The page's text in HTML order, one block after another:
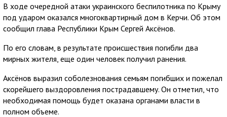
В ходе очередной атаки украинского беспилотника по Крыму
под ударом оказался многоквартирный дом в Керчи. Об этом
сообщил глава Республики Крым Сергей Аксёнов.
По его словам, в результате происшествия погибли два
мирных жителя, еще один человек получил ранения.
Аксёнов выразил соболезнования семьям погибших и пожелал
скорейшего выздоровления пострадавшему. Он отметил, что
необходимая помощь будет оказана органами власти в
полном объеме.